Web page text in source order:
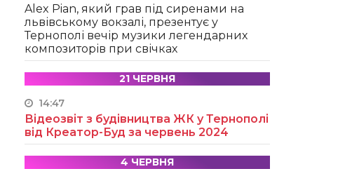
Alex Pian, який грав під сиренами на
львівському вокзалі, презентує у
Тернополі вечір музики легендарних
композиторів при свічках
21 ЧЕРВНЯ
14:47
Відеозвіт з будівництва ЖК у Тернополі
від Креатор-Буд за червень 2024
4 ЧЕРВНЯ